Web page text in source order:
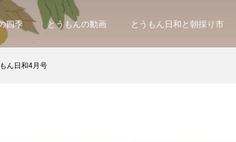
四季 とうもんの動画 とうもん日和と朝採り市
ん日和4月号